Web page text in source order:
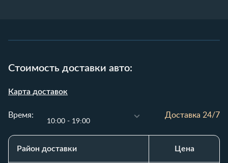
Стоимость доставки авто:
Карта доставок
Время:
10:00 - 19:00
Доставка 24/7
Район доставки Цена